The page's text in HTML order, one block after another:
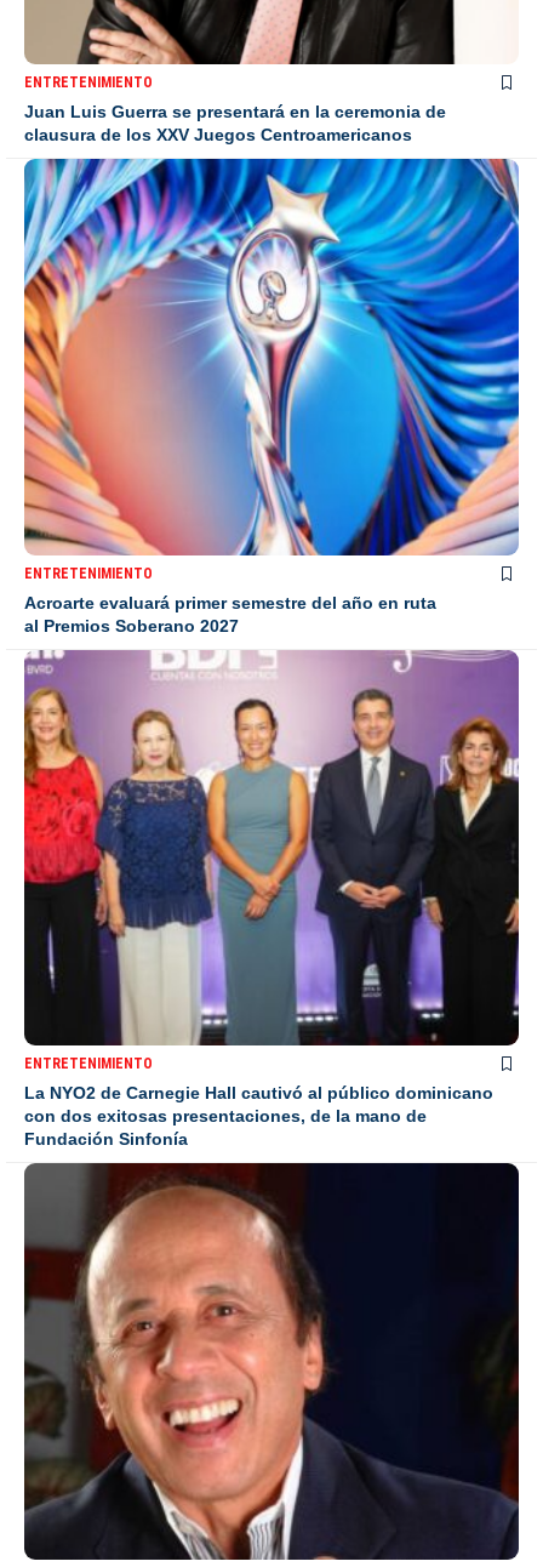
ENTRETENIMIENTO
Juan Luis Guerra se presentará en la ceremonia de
clausura de los XXV Juegos Centroamericanos
ENTRETENIMIENTO
Acroarte evaluará primer semestre del año en ruta
al Premios Soberano 2027
ENTRETENIMIENTO
La NYO2 de Carnegie Hall cautivó al público dominicano
con dos exitosas presentaciones, de la mano de
Fundación Sinfonía